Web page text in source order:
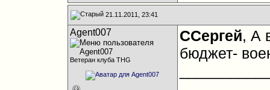
21.11.2011, 23:41
Agent007
Ветеран клуба THG
ССергей, А
бюджет-